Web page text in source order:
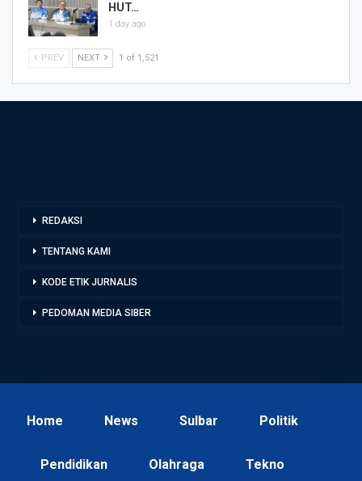
HUT…
1 day ago
PREV NEXT 1 of 1,521
REDAKSI
TENTANG KAMI
KODE ETIK JURNALIS
PEDOMAN MEDIA SIBER
Home News Sulbar Politik
Pendidikan Olahraga Tekno